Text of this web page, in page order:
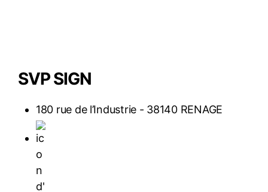
SVP SIGN
180 rue de l’Industrie - 38140 RENAGE